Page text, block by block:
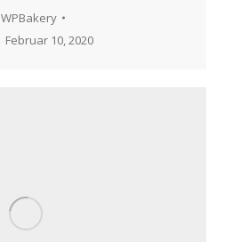
WPBakery
Februar 10, 2020